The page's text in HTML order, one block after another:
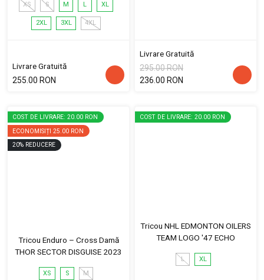
XS S M L XL
2XL 3XL 4XL
Livrare Gratuită
255.00 RON
Livrare Gratuită
295.00 RON
236.00 RON
COST DE LIVRARE: 20.00 RON
ECONOMISIȚI 25.00 RON
20% REDUCERE
Tricou Enduro – Cross Damă
THOR SECTOR DISGUISE 2023
XS S M
COST DE LIVRARE: 20.00 RON
Tricou NHL EDMONTON OILERS
TEAM LOGO '47 ECHO
L XL